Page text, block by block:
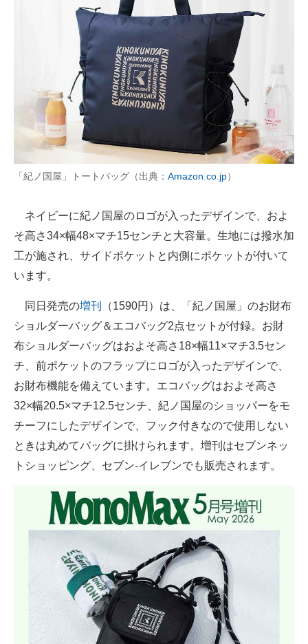
「紀ノ国屋」トートバッグ（出典： Amazon.co.jp）
ネイビーに紀ノ国屋のロゴが入ったデザインで、およ
そ高さ34×幅48×マチ15センチと大容量。生地には撥水加
工が施され、サイドポケットと内側にポケットが付いて
います。
同日発売の増刊
（1590円）は、「紀ノ国屋」のお財布
ショルダーバッグ＆エコバッグ2点セットが付録。お財
布ショルダーバッグはおよそ高さ18×幅11×マチ3.5セン
チ、前ポケットのフラップにロゴが入ったデザインで、
お財布機能を備えています。エコバッグはおよそ高さ
32×幅20.5×マチ12.5センチ、紀ノ国屋のショッパーをモ
チーフにしたデザインで、フック付きなので使用しない
ときは丸めてバッグに掛けられます。増刊はセブンネッ
トショッピング、セブン‐イレブンでも販売されます。